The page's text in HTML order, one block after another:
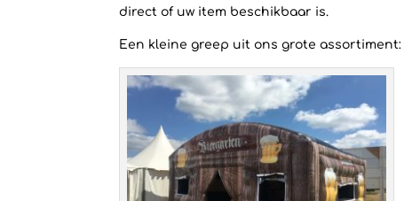
direct of uw item beschikbaar is.
Een kleine greep uit ons grote assortiment: